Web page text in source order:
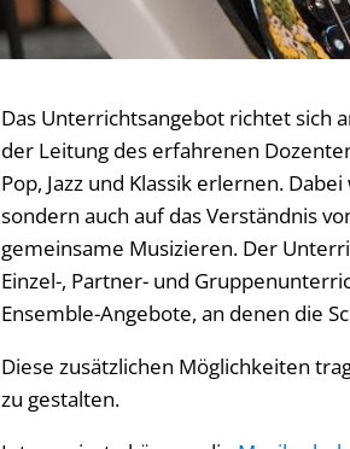
Das Unterrichtsangebot richtet sich
der Leitung des erfahrenen
Pop, Jazz und Klassik erlernen.
sondern auch auf das Verständnis
gemeinsame Musizieren. Der
Einzel-, Partner- und
Ensemble-Angebote, an denen die
Diese zusätzlichen Möglichkeiten
zu gestalten.